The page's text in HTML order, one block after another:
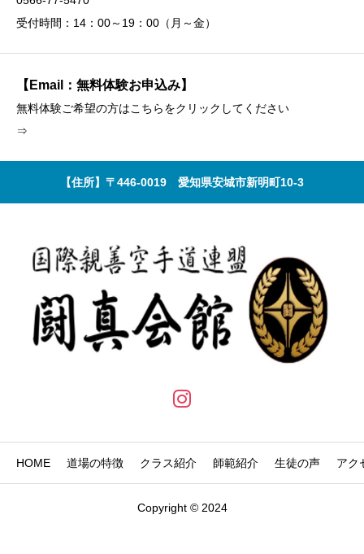
受付時間：14：00～19：00（月～金）
【Email：無料体験お申込み】
無料体験ご希望の方はこちらをクリックしてください
⇒
【住所】〒446-0019 愛知県安城市新明町10-3
HOME 道場の特徴 クラス紹介 師範紹介 生徒の声 アク
Copyright © 2024